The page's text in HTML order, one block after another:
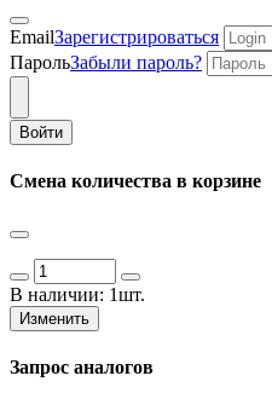
EmailЗарегистрироваться
ПарольЗабыли пароль?
Войти
Смена количества в корзине
В наличии: 1шт.
Изменить
Запрос аналогов